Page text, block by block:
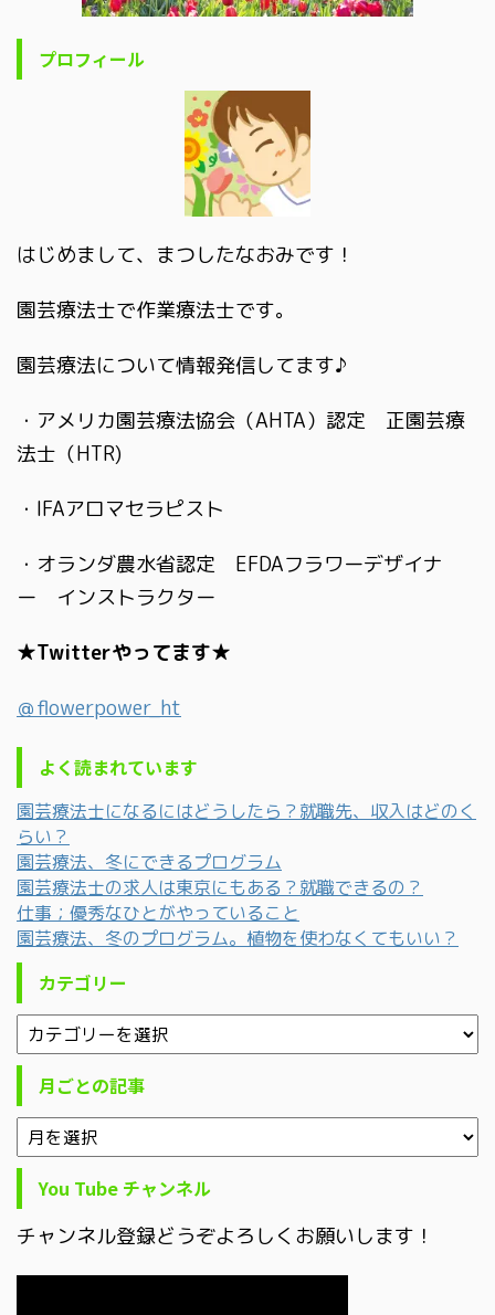
プロフィール
はじめまして、まつしたなおみです！
園芸療法士で作業療法士です。
園芸療法について情報発信してます♪
・アメリカ園芸療法協会（AHTA）認定 正園芸療
法士（HTR)
・IFAアロマセラピスト
・オランダ農水省認定 EFDAフラワーデザイナ
ー インストラクター
★Twitterやってます★
＠flowerpower_ht
よく読まれています
園芸療法士になるにはどうしたら？就職先、収入はどのく
らい？
園芸療法、冬にできるプログラム
園芸療法士の求人は東京にもある？就職できるの？
仕事；優秀なひとがやっていること
園芸療法、冬のプログラム。植物を使わなくてもいい？
カテゴリー
月ごとの記事
You Tube チャンネル
チャンネル登録どうぞよろしくお願いします！